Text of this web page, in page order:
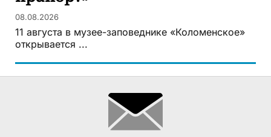
08.08.2026
11 августа в музее-заповеднике «Коломенское»
открывается ...